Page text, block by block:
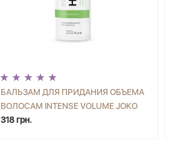
БАЛЬЗАМ ДЛЯ ПРИДАНИЯ ОБЪЕМА
ВОЛОСАМ INTENSE VOLUME JOKO
BLEND 250 МЛ
318 грн.
-